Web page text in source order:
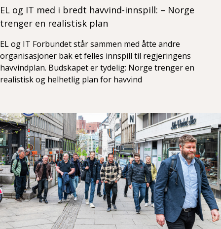
EL og IT med i bredt havvind-innspill: – Norge
trenger en realistisk plan
EL og IT Forbundet står sammen med åtte andre
organisasjoner bak et felles innspill til regjeringens
havvindplan. Budskapet er tydelig: Norge trenger en
realistisk og helhetlig plan for havvind